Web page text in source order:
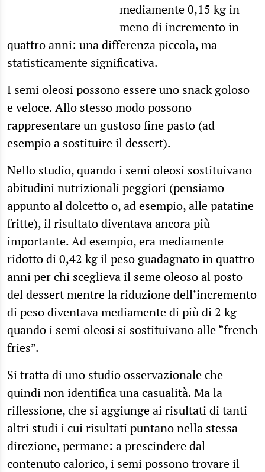
mediamente 0,15 kg in
meno di incremento in
quattro anni: una differenza piccola, ma
statisticamente significativa.
I semi oleosi possono essere uno snack goloso
e veloce. Allo stesso modo possono
rappresentare un gustoso fine pasto (ad
esempio a sostituire il dessert).
Nello studio, quando i semi oleosi sostituivano
abitudini nutrizionali peggiori (pensiamo
appunto al dolcetto o, ad esempio, alle patatine
fritte), il risultato diventava ancora più
importante. Ad esempio, era mediamente
ridotto di 0,42 kg il peso guadagnato in quattro
anni per chi sceglieva il seme oleoso al posto
del dessert mentre la riduzione dell’incremento
di peso diventava mediamente di più di 2 kg
quando i semi oleosi si sostituivano alle “french
fries”.
Si tratta di uno studio osservazionale che
quindi non identifica una casualità. Ma la
riflessione, che si aggiunge ai risultati di tanti
altri studi i cui risultati puntano nella stessa
direzione, permane: a prescindere dal
contenuto calorico, i semi possono trovare il